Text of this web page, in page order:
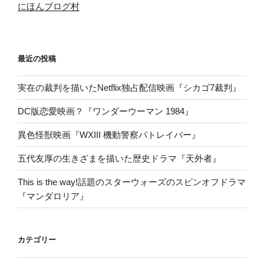
にほんブログ村
最近の投稿
実在の裁判を描いたNetflix独占配信映画『シカゴ7裁判』
DC版恋愛映画？『ワンダーウーマン 1984』
異色怪獣映画『WXIII 機動警察パトレイバー』
五代友厚の生きざまを描いた歴史ドラマ『天外者』
This is the way!話題のスターウォーズのスピンオフドラマ
『マンダロリア』
カテゴリー